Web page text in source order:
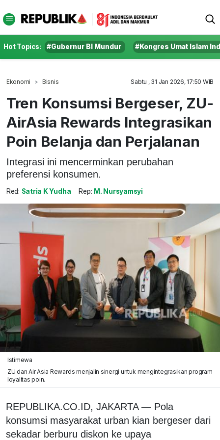
Hot Topics: #Gubernur BI Mundur #Kongres Umat Islam
Ekonomi Bisnis Sabtu , 31 Jan 2026, 17:50 WIB
Tren Konsumsi Bergeser, ZU-
AirAsia Rewards Integrasikan
Poin Belanja dan Perjalanan
Integrasi ini mencerminkan perubahan
preferensi konsumen.
Red: Satria K Yudha Rep: M. Nursyamsyi
Istimewa
ZU dan Air Asia Rewards menjalin sinergi untuk mengintegrasikan program
loyalitas poin.
REPUBLIKA.CO.ID, JAKARTA — Pola
konsumsi masyarakat urban kian bergeser dari
sekadar berburu diskon ke upaya